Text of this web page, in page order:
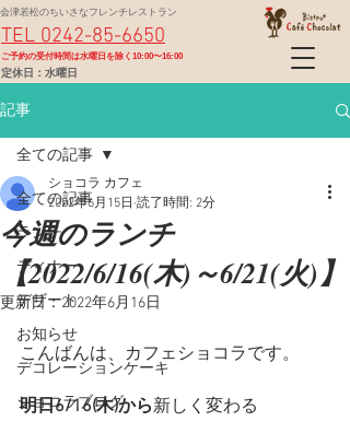
定休日：水曜日
TEL 0242-85-6650
会津若松のちいさなフレンチレストラン
​ご予約の受付時間は水曜日を除く10:00〜16:00
記事
全ての記事
ランチ
ディナー
デザート
お知らせ
デコレーションケーキ
ショコラブログ
全ての記事
今週のランチ
【2022/6/16(木)～6/21(火)】
ショコラ カフェ
2022年6月15日 読了時間: 2分
更新日：2022年6月16日
こんばんは、カフェショコラです。
明日6/16(木)から新しく変わる